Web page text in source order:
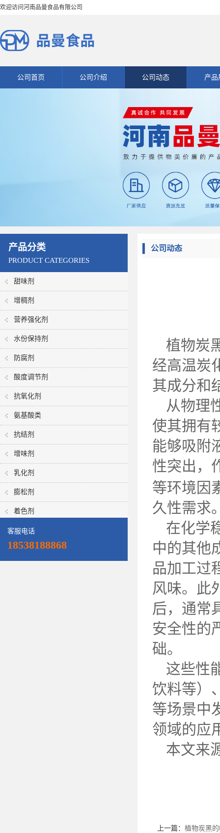
欢迎访问河南品曼食品有限公司
公司首页 公司介绍 公司动态 产品
产品分类
PRODUCT CATEGORIES
甜味剂
增稠剂
营养强化剂
水份保持剂
防腐剂
酸度调节剂
抗氧化剂
氨基酸类
抗结剂
增味剂
乳化剂
膨松剂
着色剂
客服电话
18538188868
公司动态
植物炭
经高温炭
其成分和
从物理
使其拥有
能够吸附
性突出，
等环境因
久性需求
在化学
中的其他
品加工过
风味。此
后，通常
安全性的
础。
这些性
饮料等）
等场景中
领域的应
本文来
上一篇： 植物炭黑